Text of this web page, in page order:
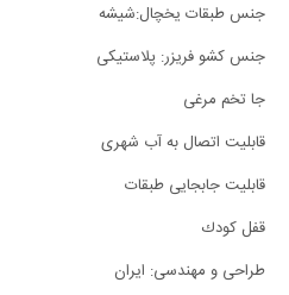
جنس طبقات یخچال:شیشه
جنس کشو فریزر: پلاستیکی
جا تخم مرغی
قابلیت اتصال به آب شهری
قابلیت جابجایی طبقات
قفل كودك
طراحی و مهندسی: ایران